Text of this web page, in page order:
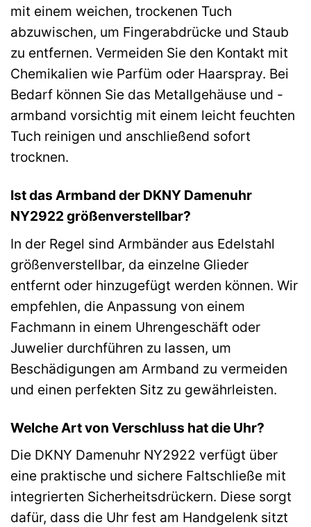
mit einem weichen, trockenen Tuch
abzuwischen, um Fingerabdrücke und Staub
zu entfernen. Vermeiden Sie den Kontakt mit
Chemikalien wie Parfüm oder Haarspray. Bei
Bedarf können Sie das Metallgehäuse und -
armband vorsichtig mit einem leicht feuchten
Tuch reinigen und anschließend sofort
trocknen.
Ist das Armband der DKNY Damenuhr
NY2922 größenverstellbar?
In der Regel sind Armbänder aus Edelstahl
größenverstellbar, da einzelne Glieder
entfernt oder hinzugefügt werden können. Wir
empfehlen, die Anpassung von einem
Fachmann in einem Uhrengeschäft oder
Juwelier durchführen zu lassen, um
Beschädigungen am Armband zu vermeiden
und einen perfekten Sitz zu gewährleisten.
Welche Art von Verschluss hat die Uhr?
Die DKNY Damenuhr NY2922 verfügt über
eine praktische und sichere Faltschließe mit
integrierten Sicherheitsdrückern. Diese sorgt
dafür, dass die Uhr fest am Handgelenk sitzt